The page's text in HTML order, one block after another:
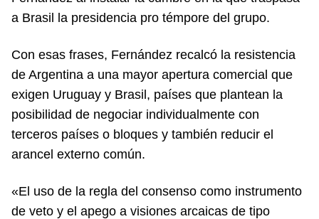
a Brasil la presidencia pro témpore del grupo.
Con esas frases, Fernández recalcó la resistencia
de Argentina a una mayor apertura comercial que
exigen Uruguay y Brasil, países que plantean la
posibilidad de negociar individualmente con
terceros países o bloques y también reducir el
arancel externo común.
«El uso de la regla del consenso como instrumento
de veto y el apego a visiones arcaicas de tipo